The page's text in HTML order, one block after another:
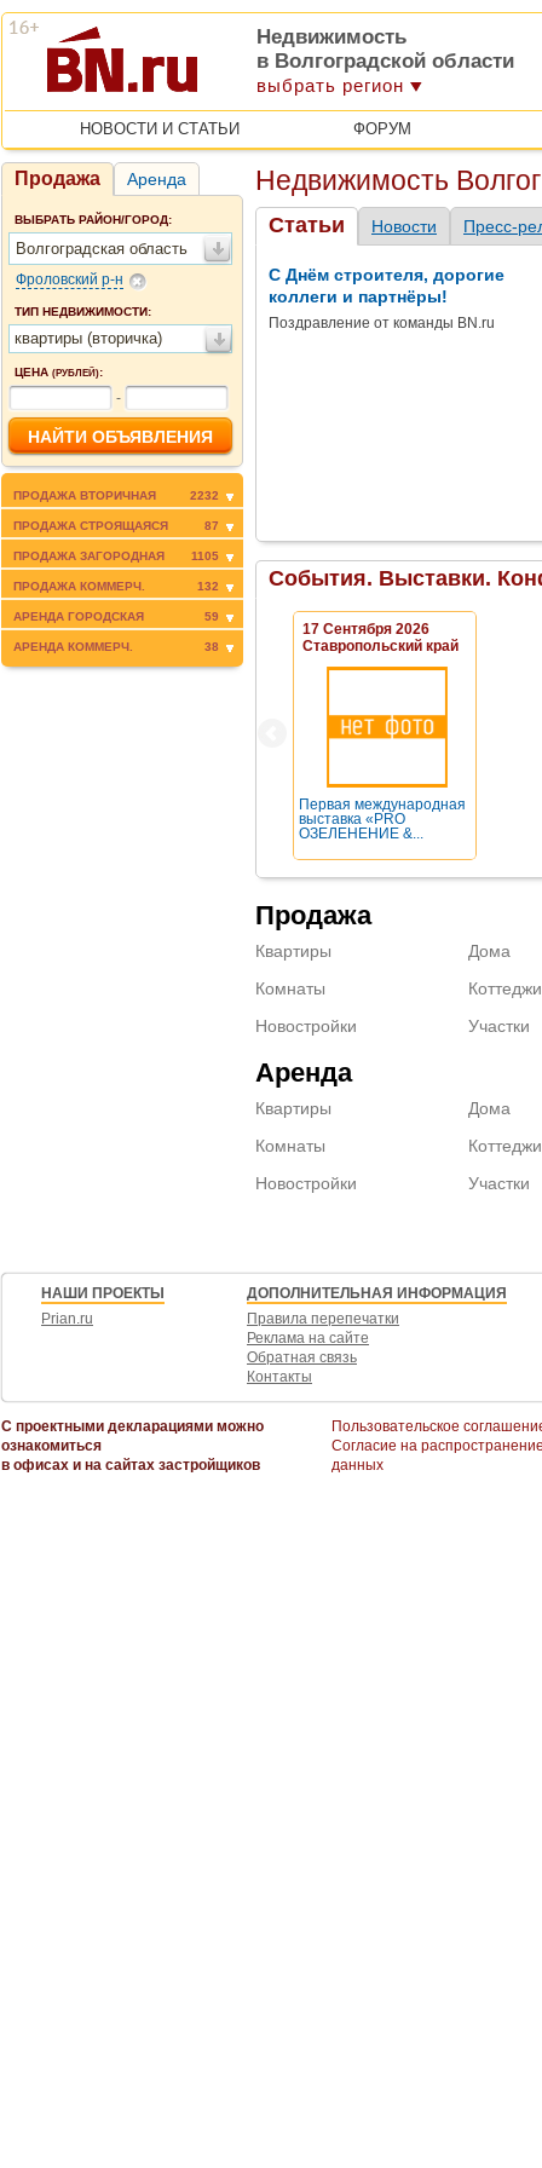
Недвижимость
в Волгоградской области
выбрать регион
НОВОСТИ И СТАТЬИ ФОРУМ
Продажа Аренда
ВЫБРАТЬ РАЙОН/ГОРОД:
Волгоградская область
Фроловский р-н
ТИП НЕДВИЖИМОСТИ:
квартиры (вторичка)
ЦЕНА (РУБЛЕЙ):
-
ПРОДАЖА ВТОРИЧНАЯ 2232
ПРОДАЖА СТРОЯЩАЯСЯ 87
ПРОДАЖА ЗАГОРОДНАЯ 1105
ПРОДАЖА КОММЕРЧ. 132
АРЕНДА ГОРОДСКАЯ 59
АРЕНДА КОММЕРЧ. 38
Недвижимость
Статьи Новости Пресс-
С Днём строителя, дорогие
коллеги и партнёры!
Поздравление от команды BN.ru
События. Выставки.
17 Сентября 2026
Ставропольский край
Первая международная
выставка «PRO
ОЗЕЛЕНЕНИЕ &...
Продажа
Квартиры
Комнаты
Новостройки
Дома
Коттеджи
Участки
Аренда
Квартиры
Комнаты
Новостройки
Дома
Коттеджи
Участки
НАШИ ПРОЕКТЫ
Prian.ru
ДОПОЛНИТЕЛЬНАЯ ИНФОРМАЦИЯ
Правила перепечатки
Реклама на сайте
Обратная связь
Контакты
С проектными декларациями можно
ознакомиться
в офисах и на сайтах застройщиков
Пользовательское
Согласие на
данных